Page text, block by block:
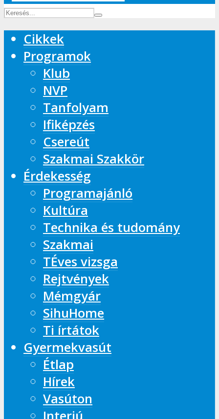
Cikkek
Programok
Klub
NVP
Tanfolyam
Ifiképzés
Csereút
Szakmai Szakkör
Érdekesség
Programajánló
Kultúra
Technika és tudomány
Szakmai
TÉves vizsga
Rejtvények
Mémgyár
SihuHome
Ti írtátok
Gyermekvasút
Étlap
Hírek
Vasúton